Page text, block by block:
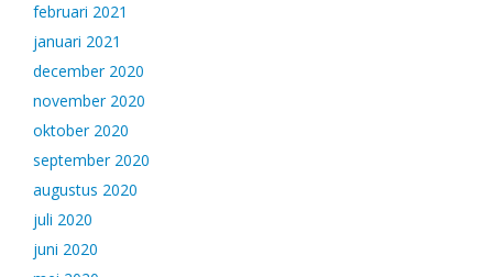
februari 2021
januari 2021
december 2020
november 2020
oktober 2020
september 2020
augustus 2020
juli 2020
juni 2020